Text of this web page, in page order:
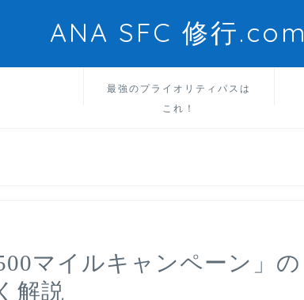
ANA SFC 修行.com
最強のプライオリティパスは
これ！
マイルキャンペーン」の
解説